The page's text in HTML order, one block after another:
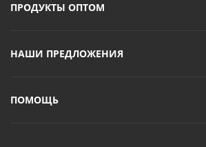
ПРОДУКТЫ ОПТОМ
НАШИ ПРЕДЛОЖЕНИЯ
ПОМОЩЬ